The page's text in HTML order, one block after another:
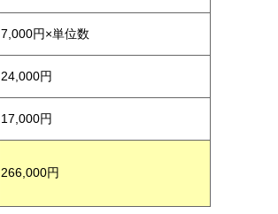
7,000円×単位数
24,000円
17,000円
266,000円